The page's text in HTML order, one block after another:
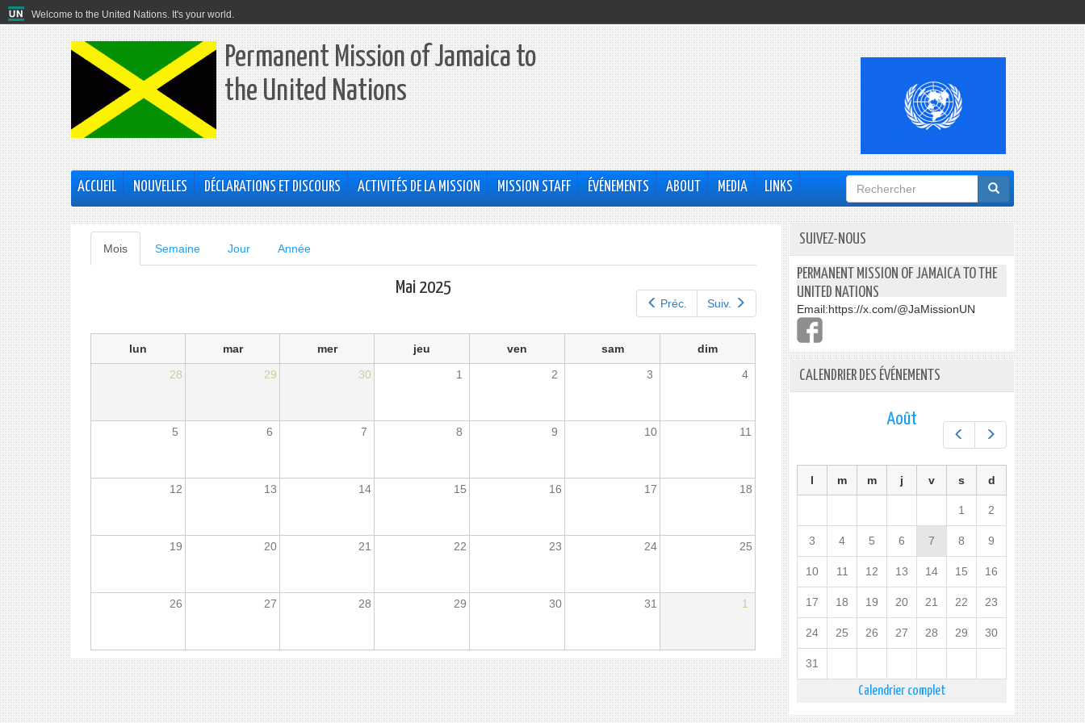
Welcome to the United Nations. It's your world.
Permanent Mission of Jamaica to
the United Nations
ACCUEIL NOUVELLES DÉCLARATIONS ET DISCOURS ACTIVITÉS DE LA MISSION MISSION STAFF ÉVÉNEMENTS ABOUT MEDIA LINKS
Formulaire
de
recherche
Onglets
principaux
Mois (onglet
actif)
Semaine Jour Année
Préc. Suiv.
Mai 2025
lun mar mer jeu ven sam
dim
28
29 30 1 2 3 4
5 6 7 8 9 10 11
12 13 14 15 16 17 18
19 20 21 22 23 24 25
26 27 28 29 30 31 1
SUIVEZ-NOUS
PERMANENT MISSION OF JAMAICA TO THE
UNITED NATIONS
Email:https://x.com/@JaMissionUN
CALENDRIER DES ÉVÉNEMENTS
Préc. Suiv.
Août
l m m j v s d
1 2
3 4 5 6 7 8 9
10 11 12 13 14 15 16
17 18 19 20 21 22 23
24 25 26 27 28 29 30
31
Calendrier complet